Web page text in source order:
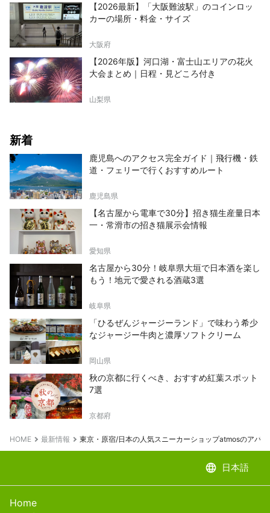
【2026最新】「大阪難波駅」のコインロッ
カーの場所・料金・サイズ
大阪府
【2026年版】河口湖・富士山エリアの花火
大会まとめ｜日程・見どころ付き
山梨県
新着
鹿児島へのアクセス完全ガイド｜飛行機・鉄
道・フェリーで行くおすすめルート
鹿児島県
【名古屋から電車で30分】招き猫生産量日本
一・常滑市の招き猫展示会情報
愛知県
名古屋から30分！岐阜県大垣で日本酒を楽し
もう！地元で愛される酒蔵3選
岐阜県
「ひるぜんジャージーランド」で味わう希少
なジャージー牛肉と濃厚ソフトクリーム
岡山県
秋の京都に行くべき、おすすめ紅葉スポット
7選
京都府
HOME 最新情報 東京・原宿/日本の人気スニーカーショップatmosのアパ
language 日本語
Home